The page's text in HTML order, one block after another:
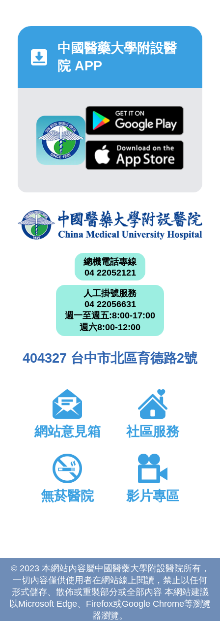
中國醫藥大學附設醫
院 APP
總機電話專線
04 22052121
人工掛號服務
04 22056631
週一至週五:8:00-17:00
週六8:00-12:00
404327 台中市北區育德路2號
網站意見箱 社區服務
無菸醫院 影片專區
© 2023 本網站內容屬中國醫藥大學附設醫院所有，
一切內容僅供使用者在網站線上閱讀，禁止以任何
形式儲存、散佈或重製部分或全部內容 本網站建議
以Microsoft Edge、Firefox或Google Chrome等瀏覽
器瀏覽。